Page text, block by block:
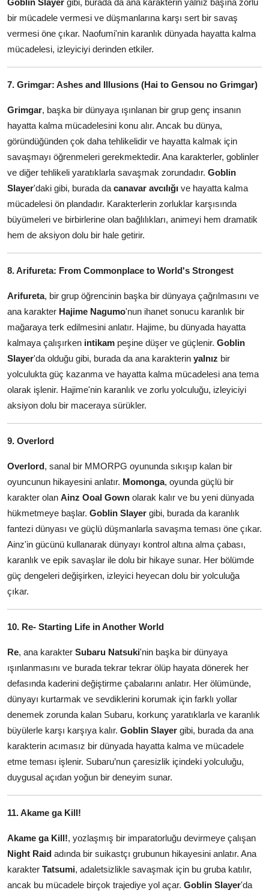
Goblin Slayer gibi, burada da ana karakterin yalnız başına zorlu
bir mücadele vermesi ve düşmanlarına karşı sert bir savaş
vermesi öne çıkar. Naofumi'nin karanlık dünyada hayatta kalma
mücadelesi, izleyiciyi derinden etkiler.
7. Grimgar: Ashes and Illusions (Hai to Gensou no Grimgar)
Grimgar, başka bir dünyaya ışınlanan bir grup genç insanın
hayatta kalma mücadelesini konu alır. Ancak bu dünya,
göründüğünden çok daha tehlikelidir ve hayatta kalmak için
savaşmayı öğrenmeleri gerekmektedir. Ana karakterler, goblinler
ve diğer tehlikeli yaratıklarla savaşmak zorundadır. Goblin
Slayer'daki gibi, burada da canavar avcılığı ve hayatta kalma
mücadelesi ön plandadır. Karakterlerin zorluklar karşısında
büyümeleri ve birbirlerine olan bağlılıkları, animeyi hem dramatik
hem de aksiyon dolu bir hale getirir.
8. Arifureta: From Commonplace to World's Strongest
Arifureta, bir grup öğrencinin başka bir dünyaya çağrılmasını ve
ana karakter Hajime Nagumo'nun ihanet sonucu karanlık bir
mağaraya terk edilmesini anlatır. Hajime, bu dünyada hayatta
kalmaya çalışırken intikam peşine düşer ve güçlenir. Goblin
Slayer'da olduğu gibi, burada da ana karakterin yalnız bir
yolculukta güç kazanma ve hayatta kalma mücadelesi ana tema
olarak işlenir. Hajime'nin karanlık ve zorlu yolculuğu, izleyiciyi
aksiyon dolu bir maceraya sürükler.
9. Overlord
Overlord, sanal bir MMORPG oyununda sıkışıp kalan bir
oyuncunun hikayesini anlatır. Momonga, oyunda güçlü bir
karakter olan Ainz Ooal Gown olarak kalır ve bu yeni dünyada
hükmetmeye başlar. Goblin Slayer gibi, burada da karanlık
fantezi dünyası ve güçlü düşmanlarla savaşma teması öne çıkar.
Ainz'in gücünü kullanarak dünyayı kontrol altına alma çabası,
karanlık ve epik savaşlar ile dolu bir hikaye sunar. Her bölümde
güç dengeleri değişirken, izleyici heyecan dolu bir yolculuğa
çıkar.
10. Re- Starting Life in Another World
Re, ana karakter Subaru Natsuki'nin başka bir dünyaya
ışınlanmasını ve burada tekrar tekrar ölüp hayata dönerek her
defasında kaderini değiştirme çabalarını anlatır. Her ölümünde,
dünyayı kurtarmak ve sevdiklerini korumak için farklı yollar
denemek zorunda kalan Subaru, korkunç yaratıklarla ve karanlık
büyülerle karşı karşıya kalır. Goblin Slayer gibi, burada da ana
karakterin acımasız bir dünyada hayatta kalma ve mücadele
etme teması işlenir. Subaru’nun çaresizlik içindeki yolculuğu,
duygusal açıdan yoğun bir deneyim sunar.
11. Akame ga Kill!
Akame ga Kill!, yozlaşmış bir imparatorluğu devirmeye çalışan
Night Raid adında bir suikastçı grubunun hikayesini anlatır. Ana
karakter Tatsumi, adaletsizlikle savaşmak için bu gruba katılır,
ancak bu mücadele birçok trajediye yol açar. Goblin Slayer'da